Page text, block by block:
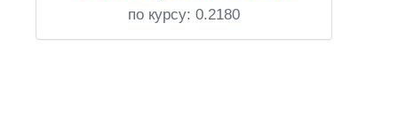
по курсу: 0.2180